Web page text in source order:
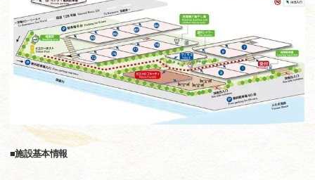
■施設基本情報